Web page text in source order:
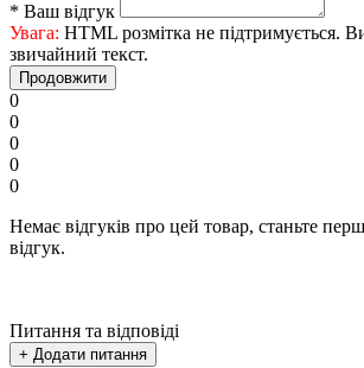
* Ваш відгук
Увага: HTML розмітка не підтримується.
звичайний текст.
Продовжити
0
0
0
0
0
Немає відгуків про цей товар, станьте
відгук.
Питання та відповіді
+ Додати питання